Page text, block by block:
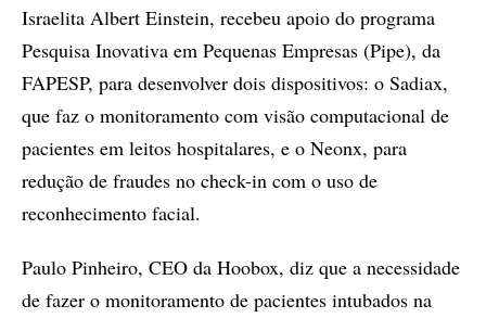
Israelita Albert Einstein, recebeu apoio do programa
Pesquisa Inovativa em Pequenas Empresas (Pipe), da
FAPESP, para desenvolver dois dispositivos: o Sadiax,
que faz o monitoramento com visão computacional de
pacientes em leitos hospitalares, e o Neonx, para
redução de fraudes no check-in com o uso de
reconhecimento facial.
Paulo Pinheiro, CEO da Hoobox, diz que a necessidade
de fazer o monitoramento de pacientes intubados na